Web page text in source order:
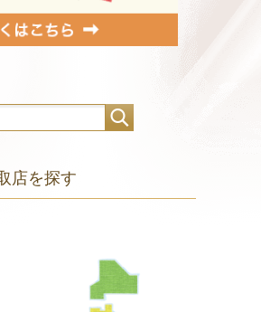
店を探す